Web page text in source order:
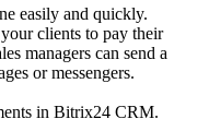
easily and quickly.
clients to pay their
managers can send a
or messengers.
in Bitrix24 CRM.